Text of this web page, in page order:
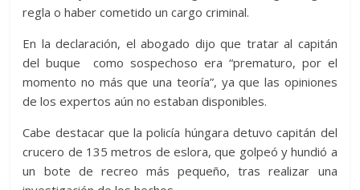
regla o haber cometido un cargo criminal.
En la declaración, el abogado dijo que tratar al capitán
del buque como sospechoso era “prematuro, por el
momento no más que una teoría”, ya que las opiniones
de los expertos aún no estaban disponibles.
Cabe destacar que la policía húngara detuvo capitán del
crucero de 135 metros de eslora, que golpeó y hundió a
un bote de recreo más pequeño, tras realizar una